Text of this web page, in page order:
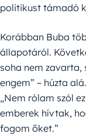
politikust támadó
Korábban Buba
állapotáról.
soha nem zavarta,
engem” – húzta
„Nem rólam szól
emberek hívtak,
fogom őket.”